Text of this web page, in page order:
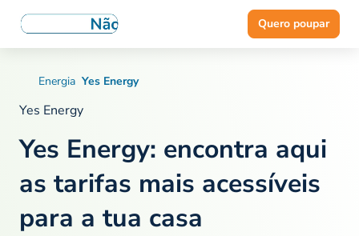
Quero poupar
Energia Yes Energy
Yes Energy
Yes Energy: encontra aqui
as tarifas mais acessíveis
para a tua casa